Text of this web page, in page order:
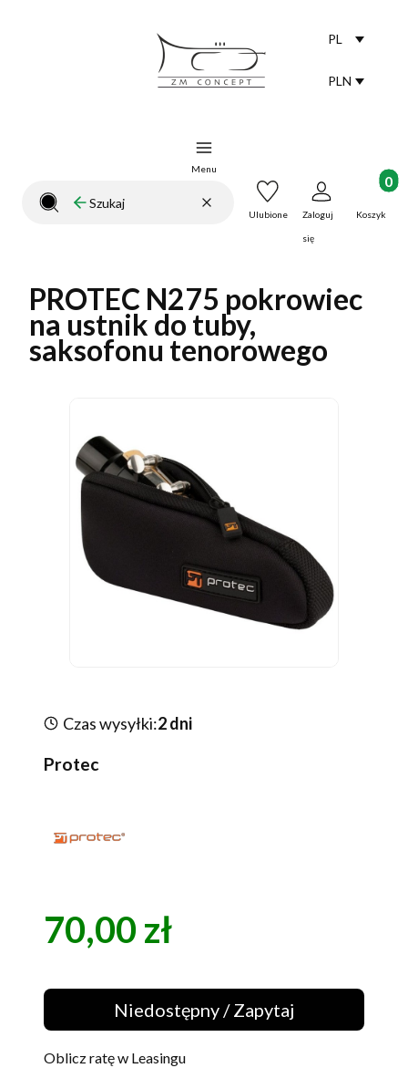
PL
PLN
Menu
Zamknij wyszukiwarkęWyczyść
Szukaj Ulubione Zaloguj
się
Koszyk
PROTEC N275 pokrowiec
na ustnik do tuby,
saksofonu tenorowego
Czas wysyłki:2 dni
Protec
Cena
70,00 zł
Niedostępny / Zapytaj
Oblicz ratę w Leasingu